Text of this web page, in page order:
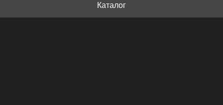
Каталог